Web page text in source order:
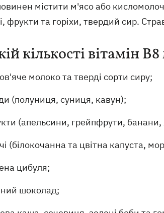
містити м'ясо або
фрукти та горіхи, твердий сир.
кількості вітамін
молоко та тверді сорти сиру;
(полуниця, суниця, кавун);
(апельсини, грейпфрути, банани,
(білокочанна та цвітна капуста,
цибуля;
шоколад;